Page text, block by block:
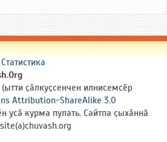
Статистика
ҫӑлкуҫсенчен илнисемсӗр
Attribution-ShareAlike 3.0
усӑ курма пулать. Сайтпа ҫыхӑннӑ